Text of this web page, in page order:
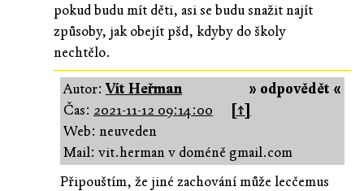
pokud budu mít děti, asi se budu snažit najít
způsoby, jak obejít pšd, kdyby do školy
nechtělo.
» odpovědět «
Autor:Vít Heřman
Čas: 2021-11-12 09:14:00
[↑]
Web: neuveden
Mail: vit.herman v doméně gmail.com
Připouštím, že jiné zachování může lecčemus